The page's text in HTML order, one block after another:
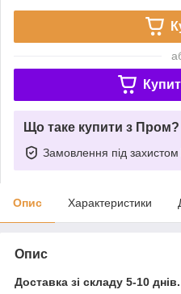
Що таке купити з Пром?
Замовлення під захистом
Опис Характеристики
Опис
Доставка зі складу 5-10 днів.